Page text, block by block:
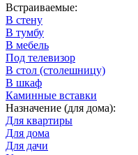
Встраиваемые:
В стену
В тумбу
В мебель
Под телевизор
В стол (столешницу)
В шкаф
Каминные вставки
Назначение (для дома):
Для квартиры
Для дома
Для дачи